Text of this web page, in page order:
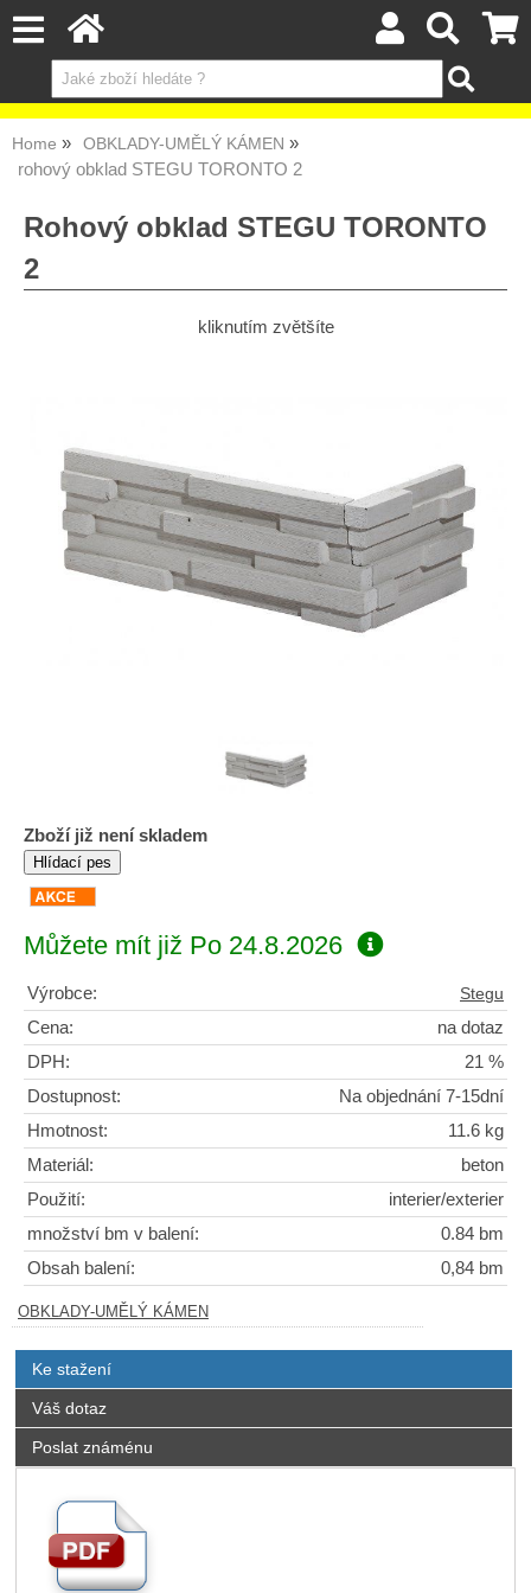
Home OBKLADY-UMĚLÝ KÁMEN
rohový obklad STEGU TORONTO 2
Rohový obklad STEGU TORONTO
2
kliknutím zvětšíte
Zboží již není skladem
Můžete mít již Po 24.8.2026
Výrobce: Stegu
Cena:
na dotaz
DPH:
21 %
Dostupnost:
Na objednání 7-15dní
Hmotnost:
11.6 kg
Materiál:
beton
Použití:
interier/exterier
množství bm v balení:
0.84 bm
Obsah balení:
0,84 bm
OBKLADY-UMĚLÝ KÁMEN
Ke stažení
Váš dotaz
Poslat známénu